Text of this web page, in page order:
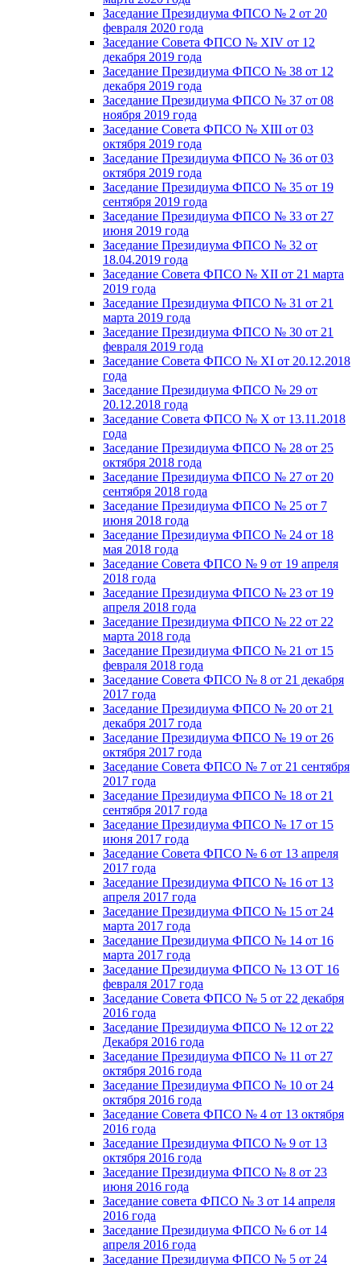
Заседание Президиума ФПСО № 2 от 20
февраля 2020 года
Заседание Совета ФПСО № XIV от 12
декабря 2019 года
Заседание Президиума ФПСО № 38 от 12
декабря 2019 года
Заседание Президиума ФПСО № 37 от 08
ноября 2019 года
Заседание Совета ФПСО № XIII от 03
октября 2019 года
Заседание Президиума ФПСО № 36 от 03
октября 2019 года
Заседание Президиума ФПСО № 35 от 19
сентября 2019 года
Заседание Президиума ФПСО № 33 от 27
июня 2019 года
Заседание Президиума ФПСО № 32 от
18.04.2019 года
Заседание Совета ФПСО № XII от 21 марта
2019 года
Заседание Президиума ФПСО № 31 от 21
марта 2019 года
Заседание Президиума ФПСО № 30 от 21
февраля 2019 года
Заседание Совета ФПСО № XI от 20.12.2018
года
Заседание Президиума ФПСО № 29 от
20.12.2018 года
Заседание Совета ФПСО № X от 13.11.2018
года
Заседание Президиума ФПСО № 28 от 25
октября 2018 года
Заседание Президиума ФПСО № 27 от 20
сентября 2018 года
Заседание Президиума ФПСО № 25 от 7
июня 2018 года
Заседание Президиума ФПСО № 24 от 18
мая 2018 года
Заседание Совета ФПСО № 9 от 19 апреля
2018 года
Заседание Президиума ФПСО № 23 от 19
апреля 2018 года
Заседание Президиума ФПСО № 22 от 22
марта 2018 года
Заседание Президиума ФПСО № 21 от 15
февраля 2018 года
Заседание Совета ФПСО № 8 от 21 декабря
2017 года
Заседание Президиума ФПСО № 20 от 21
декабря 2017 года
Заседание Президиума ФПСО № 19 от 26
октября 2017 года
Заседание Совета ФПСО № 7 от 21 сентября
2017 года
Заседание Президиума ФПСО № 18 от 21
сентября 2017 года
Заседание Президиума ФПСО № 17 от 15
июня 2017 года
Заседание Совета ФПСО № 6 от 13 апреля
2017 года
Заседание Президиума ФПСО № 16 от 13
апреля 2017 года
Заседание Президиума ФПСО № 15 от 24
марта 2017 года
Заседание Президиума ФПСО № 14 от 16
марта 2017 года
Заседание Президиума ФПСО № 13 ОТ 16
февраля 2017 года
Заседание Совета ФПСО № 5 от 22 декабря
2016 года
Заседание Президиума ФПСО № 12 от 22
Декабря 2016 года
Заседание Президиума ФПСО № 11 от 27
октября 2016 года
Заседание Президиума ФПСО № 10 от 24
октября 2016 года
Заседание Совета ФПСО № 4 от 13 октября
2016 года
Заседание Президиума ФПСО № 9 от 13
октября 2016 года
Заседание Президиума ФПСО № 8 от 23
июня 2016 года
Заседание совета ФПСО № 3 от 14 апреля
2016 года
Заседание Президиума ФПСО № 6 от 14
апреля 2016 года
Заседание Президиума ФПСО № 5 от 24